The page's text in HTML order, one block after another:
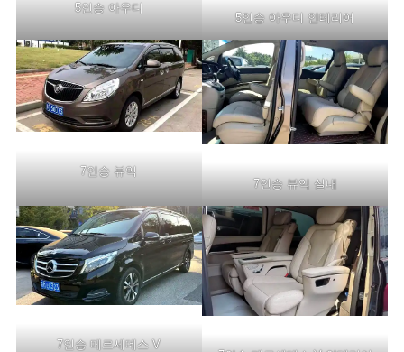
5인승 아우디
5인승 아우디 인테리어
7인승 뷰익
7인승 뷰익 실내
7인승 메르세데스 V